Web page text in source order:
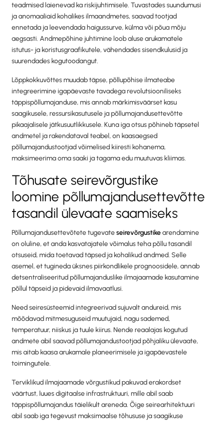
teadmised laienevad ka riskijuhtimisele. Tuvastades suundumusi
ja anomaaliaid kohalikes ilmaandmetes, saavad tootjad
ennetada ja leevendada haigussurve, külma või põua mõju
aegsasti. Andmepõhine juhtimine loob aluse arukamatele
istutus- ja koristusgraafikutele, vähendades sisendkulusid ja
suurendades kogutoodangut.
Lõppkokkuvõttes muudab täpse, põllupõhise ilmateabe
integreerimine igapäevaste tavadega revolutsiooniliseks
täppispõllumajanduse, mis annab märkimisväärset kasu
saagikusele, ressursikasutusele ja põllumajandusettevõtte
pikaajalisele jätkusuutlikkusele. Kuna iga otsus põhineb täpsetel
andmetel ja rakendataval teabel, on kaasaegsed
põllumajandustootjad võimelised kiiresti kohanema,
maksimeerima oma saaki ja tagama edu muutuvas kliimas.
Tõhusate seirevõrgustike
loomine põllumajandusettevõtte
tasandil ülevaate saamiseks
Põllumajandusettevõtete tugevateseirevõrgustikearendamine
on oluline, et anda kasvatajatele võimalus teha põllu tasandil
otsuseid, mida toetavad täpsed ja kohalikud andmed. Selle
asemel, et tugineda üksnes piirkondlikele prognoosidele, annab
detsentraliseeritud põllumajanduslike ilmajaamade kasutamine
põllul täpseid ja pidevaid ilmavaatlusi.
Need seiresüsteemid integreerivad sujuvalt andureid, mis
mõõdavad mitmesuguseid muutujaid, nagu sademed,
temperatuur, niiskus ja tuule kiirus. Nende reaalajas kogutud
andmete abil saavad põllumajandustootjad põhjaliku ülevaate,
mis aitab kaasa arukamale planeerimisele ja igapäevastele
toimingutele.
Terviklikud ilmajaamade võrgustikud pakuvad erakordset
väärtust, luues digitaalse infrastruktuuri, mille abil saab
täppispõllumajandus täielikult areneda. Õige seirearhitektuuri
abil saab iga tegevust maksimaalse tõhususe ja saagikuse